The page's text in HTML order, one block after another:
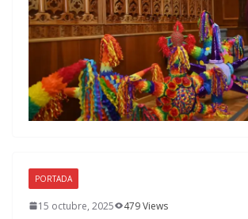
PORTADA
15 octubre, 2025 479 Views